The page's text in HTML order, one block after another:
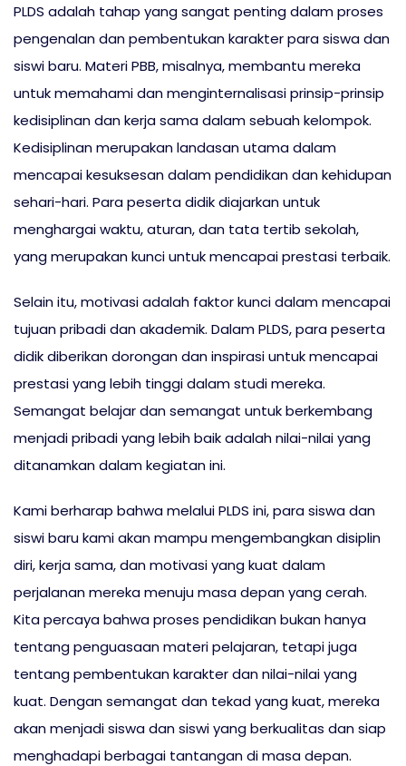
PLDS adalah tahap yang sangat penting dalam proses
pengenalan dan pembentukan karakter para siswa dan
siswi baru. Materi PBB, misalnya, membantu mereka
untuk memahami dan menginternalisasi prinsip-prinsip
kedisiplinan dan kerja sama dalam sebuah kelompok.
Kedisiplinan merupakan landasan utama dalam
mencapai kesuksesan dalam pendidikan dan kehidupan
sehari-hari. Para peserta didik diajarkan untuk
menghargai waktu, aturan, dan tata tertib sekolah,
yang merupakan kunci untuk mencapai prestasi terbaik.
Selain itu, motivasi adalah faktor kunci dalam mencapai
tujuan pribadi dan akademik. Dalam PLDS, para peserta
didik diberikan dorongan dan inspirasi untuk mencapai
prestasi yang lebih tinggi dalam studi mereka.
Semangat belajar dan semangat untuk berkembang
menjadi pribadi yang lebih baik adalah nilai-nilai yang
ditanamkan dalam kegiatan ini.
Kami berharap bahwa melalui PLDS ini, para siswa dan
siswi baru kami akan mampu mengembangkan disiplin
diri, kerja sama, dan motivasi yang kuat dalam
perjalanan mereka menuju masa depan yang cerah.
Kita percaya bahwa proses pendidikan bukan hanya
tentang penguasaan materi pelajaran, tetapi juga
tentang pembentukan karakter dan nilai-nilai yang
kuat. Dengan semangat dan tekad yang kuat, mereka
akan menjadi siswa dan siswi yang berkualitas dan siap
menghadapi berbagai tantangan di masa depan.